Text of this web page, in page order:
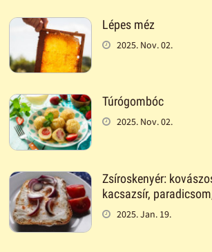
Lépes méz
2025. Nov. 02.
Túrógombóc
2025. Nov. 02.
Zsíroskenyér:
kacsazsír,
2025. Jan. 19.